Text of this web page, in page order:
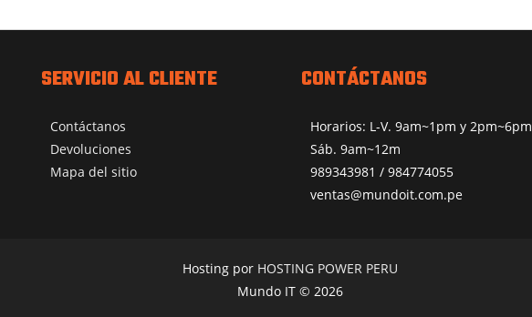
SERVICIO AL CLIENTE
Contáctanos
Devoluciones
Mapa del sitio
CONTÁCTANOS
Horarios: L-V. 9am~1pm y 2pm~6pm
Sáb. 9am~12m
989343981 / 984774055
ventas@mundoit.com.pe
Hosting por HOSTING POWER PERU
Mundo IT © 2026